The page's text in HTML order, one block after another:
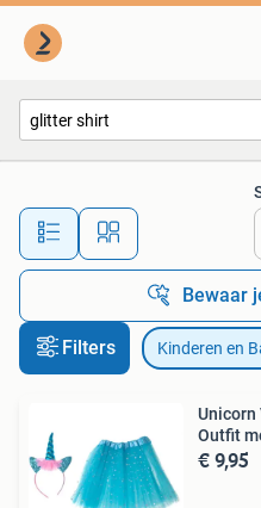
Alle
Bewaar
Filters Kinderen en
Unicorn
Outfit
€ 9,95